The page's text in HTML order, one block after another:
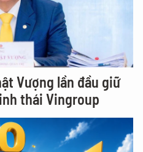
Vượng lần đầu giữ
thái Vingroup